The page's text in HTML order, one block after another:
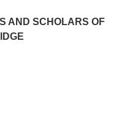
AND SCHOLARS OF